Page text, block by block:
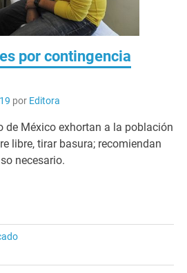
por contingencia
por Editora
de México exhortan a la población
libre, tirar basura; recomiendan
necesario.